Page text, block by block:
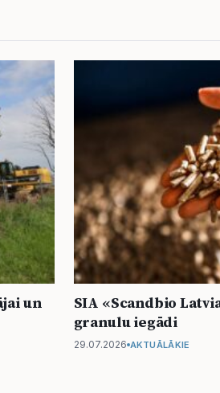
un
SIA «Scandbio
granulu iegādi
29.07.2026 AKTUĀLĀKIE